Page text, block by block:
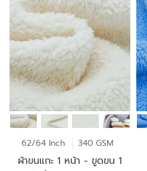
62/64 Inch 340 GSM
ผ้าขนแกะ 1 หน้า - ขูดขน 1